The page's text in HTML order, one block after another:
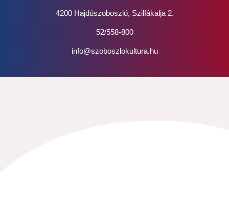
4200 Hajdúszoboszló, Szilfákalja 2.
52/558-800
info@szoboszlokultura.hu